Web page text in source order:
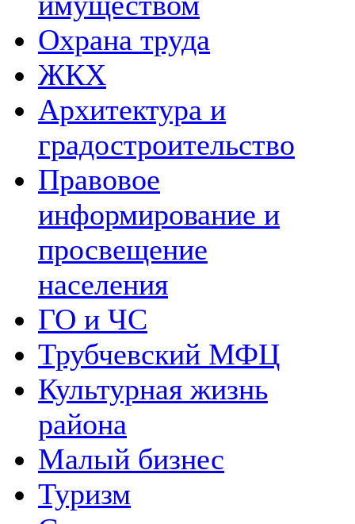
Охрана труда
ЖКХ
Архитектура и
градостроительство
Правовое
информирование и
просвещение
населения
ГО и ЧС
Трубчевский МФЦ
Культурная жизнь
района
Малый бизнес
Туризм